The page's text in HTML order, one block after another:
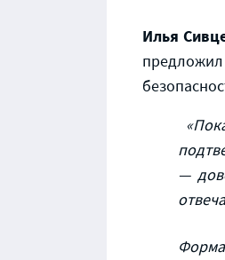
Илья
—